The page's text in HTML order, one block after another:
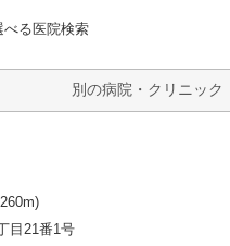
べる医院検索
)
目21番1号